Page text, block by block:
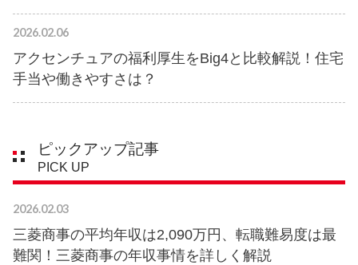
2026.02.06
アクセンチュアの福利厚生をBig4と比較解説！住宅
手当や働きやすさは？
ピックアップ記事
PICK UP
2026.02.03
三菱商事の平均年収は2,090万円、転職難易度は最
難関！三菱商事の年収事情を詳しく解説